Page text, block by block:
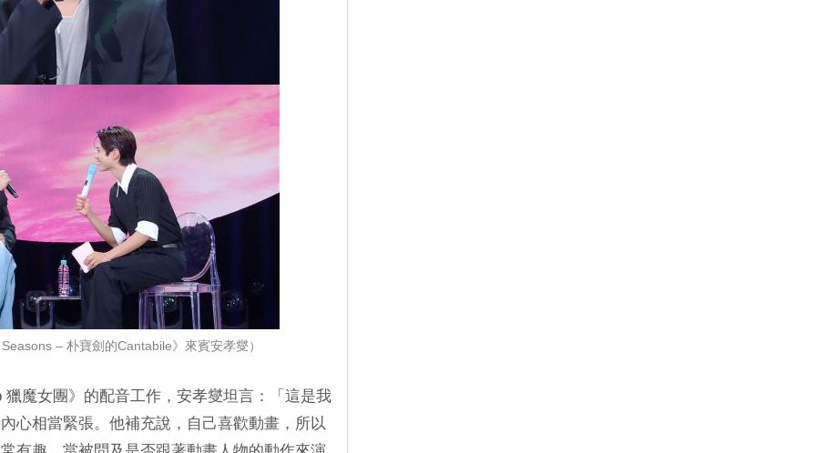
– 朴寶劍的Cantabile》來賓安孝燮）
魔女團》的配音工作，安孝燮坦言：「這是我
心相當緊張。他補充說，自己喜歡動畫，所以